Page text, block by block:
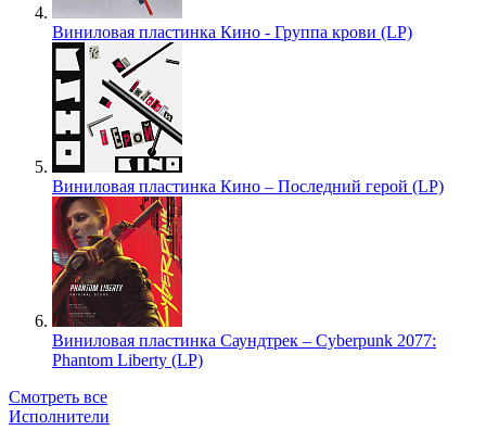
Виниловая пластинка Кино - Группа крови (LP)
Виниловая пластинка Кино – Последний герой (LP)
Виниловая пластинка Саундтрек – Cyberpunk 2077:
Phantom Liberty (LP)
Смотреть все
Исполнители